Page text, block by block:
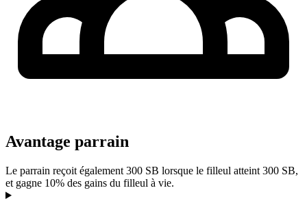
Avantage parrain
Le parrain reçoit également 300 SB lorsque le filleul atteint 300 SB,
et gagne 10% des gains du filleul à vie.